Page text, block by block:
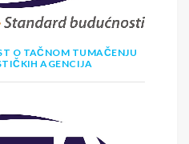
O TAČNOM TUMAČENJU
AGENCIJA